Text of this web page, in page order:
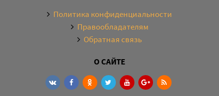
Политика конфиденциальности
Правообладателям
Обратная связь
О САЙТЕ